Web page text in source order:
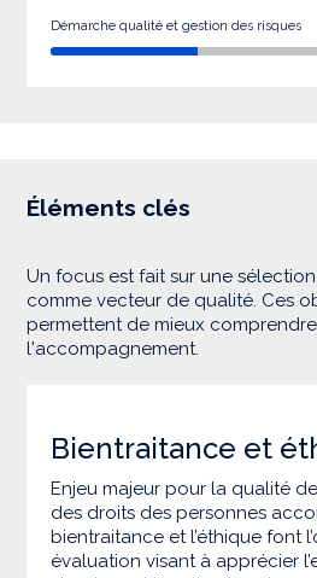
Démarche qualité et gestion des risques
Éléments clés
Un focus est fait sur une
comme vecteur de qualité. Ces
permettent de mieux
l'accompagnement.
Bientraitance et
Enjeu majeur pour la qualité
des droits des personnes
bientraitance et l’éthique font
évaluation visant à apprécier